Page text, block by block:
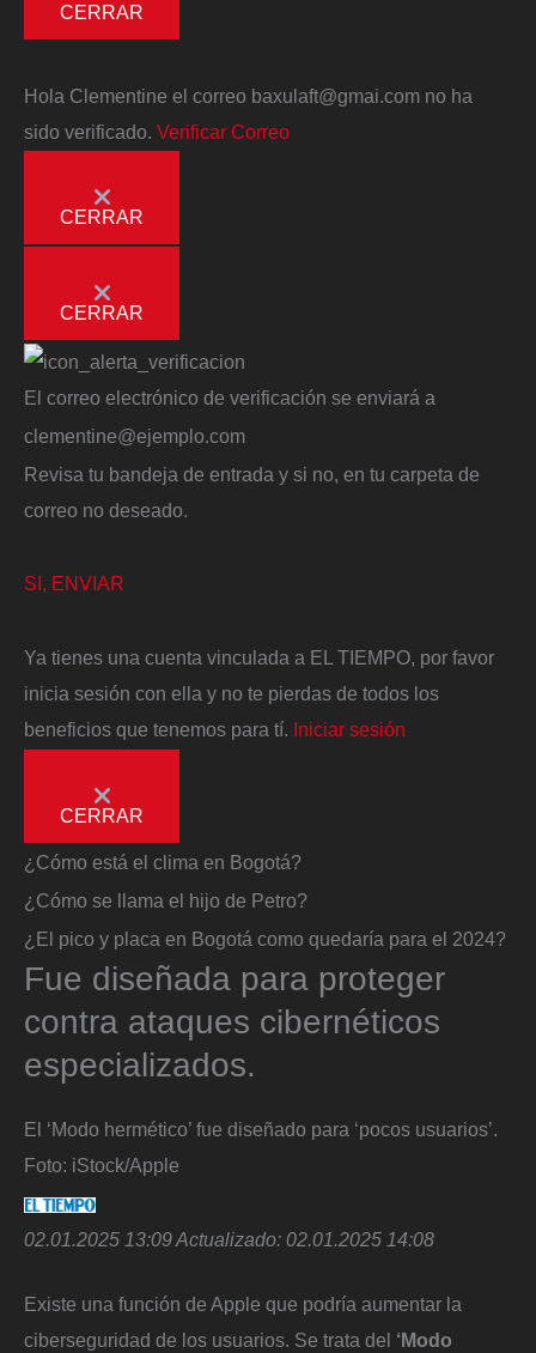
CERRAR
Hola Clementine el correo baxulaft@gmai.com no ha
sido verificado. Verificar Correo
CERRAR
CERRAR
El correo electrónico de verificación se enviará a
clementine@ejemplo.com
Revisa tu bandeja de entrada y si no, en tu carpeta de
correo no deseado.
SI, ENVIAR
Ya tienes una cuenta vinculada a EL TIEMPO, por favor
inicia sesión con ella y no te pierdas de todos los
beneficios que tenemos para tí. Iniciar sesión
CERRAR
¿Cómo está el clima en Bogotá?
¿Cómo se llama el hijo de Petro?
¿El pico y placa en Bogotá como quedaría para el 2024?
Fue diseñada para proteger
contra ataques cibernéticos
especializados.
El ‘Modo hermético’ fue diseñado para ‘pocos usuarios’.
Foto: iStock/Apple
02.01.2025 13:09Actualizado: 02.01.2025 14:08
Existe una función de Apple que podría aumentar la
ciberseguridad de los usuarios. Se trata del ‘Modo